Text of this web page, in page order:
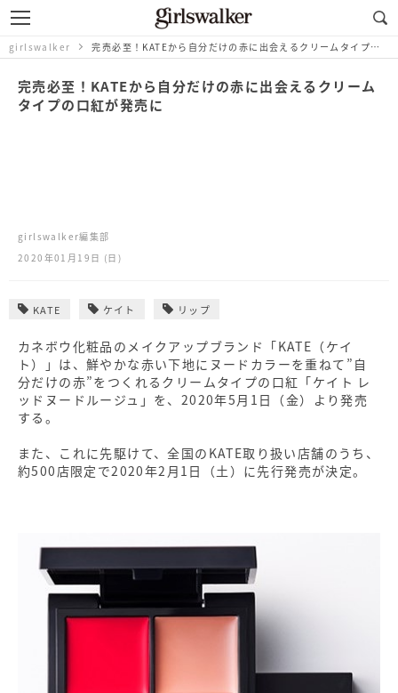
girlswalker 完売必至！KATEから自分だけの赤に出会えるクリームタイプの口紅が発売に
完売必至！KATEから自分だけの赤に出会えるクリーム
タイプの口紅が発売に
girlswalker編集部
2020年01月19日 (日)
KATE ケイト リップ
カネボウ化粧品のメイクアップブランド「KATE（ケイ
ト）」は、鮮やかな赤い下地にヌードカラーを重ねて”自
分だけの赤”をつくれるクリームタイプの口紅「ケイト レ
ッドヌードルージュ」を、2020年5月1日（金）より発売
する。
また、これに先駆けて、全国のKATE取り扱い店舗のうち、
約500店限定で2020年2月1日（土）に先行発売が決定。